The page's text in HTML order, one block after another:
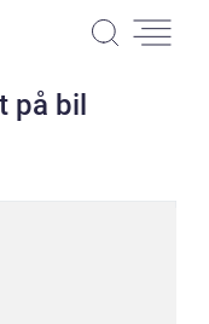
på bil